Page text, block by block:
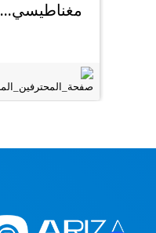
مغناطيسي...